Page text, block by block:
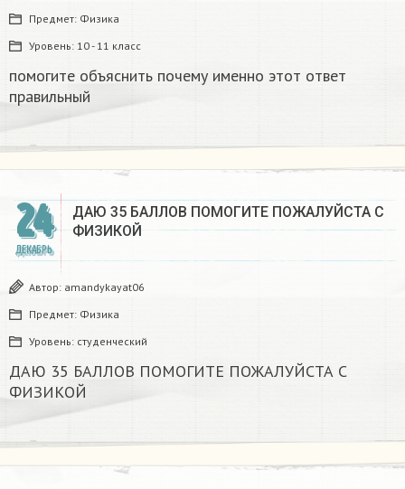
Предмет: Физика
Уровень: 10 - 11 класс
помогите объяснить почему именно этот ответ
правильный
24
ДЕКАБРЬ
ДАЮ 35 БАЛЛОВ ПОМОГИТЕ ПОЖАЛУЙСТА С
ФИЗИКОЙ
Автор: amandykayat06
Предмет: Физика
Уровень: студенческий
ДАЮ 35 БАЛЛОВ ПОМОГИТЕ ПОЖАЛУЙСТА С
ФИЗИКОЙ